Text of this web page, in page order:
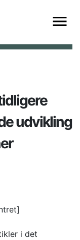
udvikling
i det